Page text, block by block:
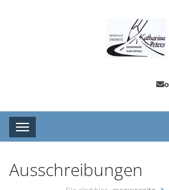
Toggle navigation
Ausschreibungen